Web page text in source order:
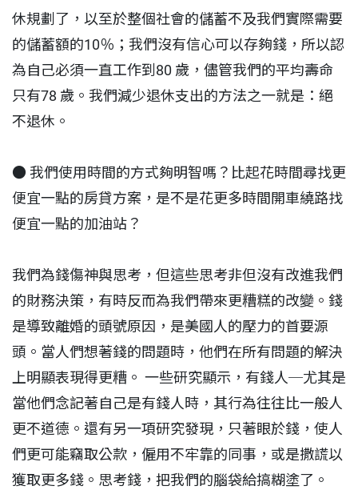
休規劃了，以至於整個社會的儲蓄不及我們實際需要
的儲蓄額的10％；我們沒有信心可以存夠錢，所以認
為自己必須一直工作到80 歲，儘管我們的平均壽命
只有78 歲。我們減少退休支出的方法之一就是：絕
不退休。
● 我們使用時間的方式夠明智嗎？比起花時間尋找更
便宜一點的房貸方案，是不是花更多時間開車繞路找
便宜一點的加油站？
我們為錢傷神與思考，但這些思考非但沒有改進我們
的財務決策，有時反而為我們帶來更糟糕的改變。錢
是導致離婚的頭號原因，是美國人的壓力的首要源
頭。當人們想著錢的問題時，他們在所有問題的解決
上明顯表現得更糟。 一些研究顯示，有錢人─尤其是
當他們念記著自己是有錢人時，其行為往往比一般人
更不道德。還有另一項研究發現，只著眼於錢，使人
們更可能竊取公款，僱用不牢靠的同事，或是撒謊以
獲取更多錢。思考錢，把我們的腦袋給搞糊塗了。